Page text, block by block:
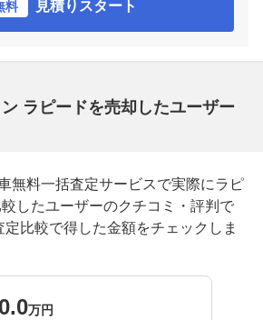
料 見積りスタート
ラピードを売却したユーザー
無料一括査定サービスで実際にラピ
したユーザーのクチコミ・評判で
比較で得した金額をチェックしま
万円